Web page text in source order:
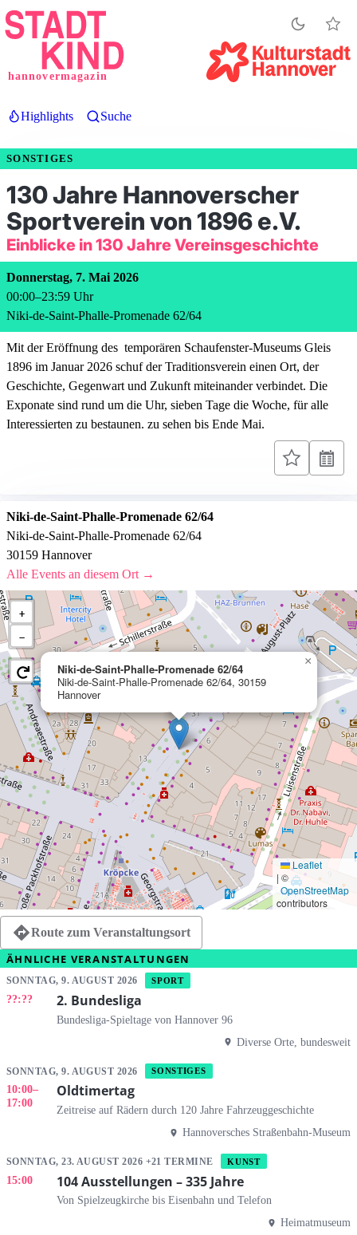
Direkt
zum
hannovermagazin
Highlights Suche
SONSTIGES
130 Jahre Hannoverscher
Sportverein von 1896 e.V.
Einblicke in 130 Jahre Vereinsgeschichte
Donnerstag, 7. Mai 2026
00:00–23:59 Uhr
Niki-de-Saint-Phalle-Promenade 62/64
Mit der Eröffnung des temporären Schaufenster-Museums Gleis
1896 im Januar 2026 schuf der Traditionsverein einen Ort, der
Geschichte, Gegenwart und Zukunft miteinander verbindet. Die
Exponate sind rund um die Uhr, sieben Tage die Woche, für alle
Interessierten zu bestaunen. zu sehen bis Ende Mai.
Niki-de-Saint-Phalle-Promenade 62/64
Niki-de-Saint-Phalle-Promenade 62/64
30159 Hannover
Alle Events an diesem Ort →
Niki-de-Saint-Phalle-Promenade 62/64
Niki-de-Saint-Phalle-Promenade 62/64, 30159
Hannover
×
+
−
Leaflet
| ©
OpenStreetMap
contributors
Route zum Veranstaltungsort
ÄHNLICHE VERANSTALTUNGEN
SONNTAG, 9. AUGUST 2026 SPORT
??:?? 2. Bundesliga
Bundesliga-Spieltage von Hannover 96
Diverse Orte, bundesweit
SONNTAG, 9. AUGUST 2026 SONSTIGES
10:00–
17:00
Oldtimertag
Zeitreise auf Rädern durch 120 Jahre Fahrzeuggeschichte
Hannoversches Straßenbahn-Museum
SONNTAG, 23. AUGUST 2026 +21 TERMINE KUNST
15:00 104 Ausstellungen – 335 Jahre
Von Spielzeugkirche bis Eisenbahn und Telefon
Heimatmuseum